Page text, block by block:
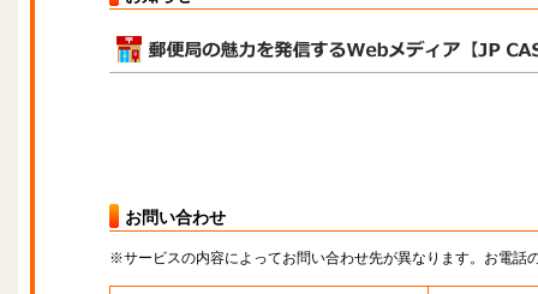
お問い合わせ
※サービスの内容によってお問い合わせ先が異なります。お電話